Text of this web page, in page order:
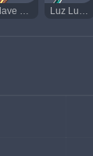
Llave de la Coronación Luz Lunar de Xifos